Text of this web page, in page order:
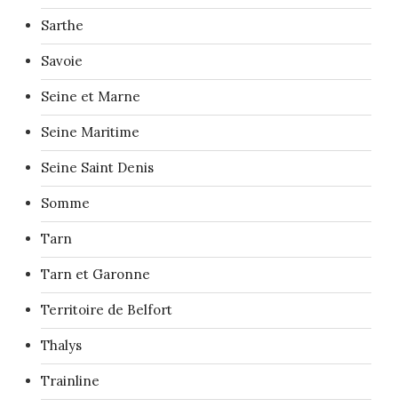
Sarthe
Savoie
Seine et Marne
Seine Maritime
Seine Saint Denis
Somme
Tarn
Tarn et Garonne
Territoire de Belfort
Thalys
Trainline